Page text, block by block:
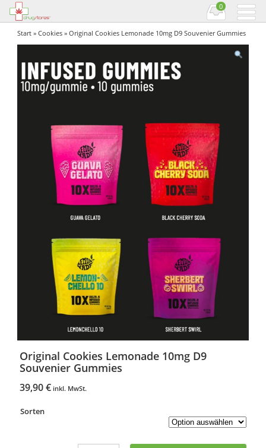
0
Start »Cookies » Original Cookies Lemonade 10mg D9 Souvenier Gummies
Original Cookies Lemonade 10mg D9
Souvenier Gummies
39,90€ inkl. MwSt.
Sorten